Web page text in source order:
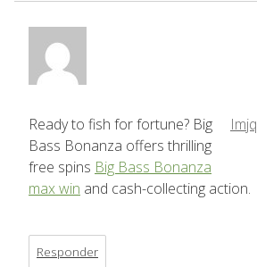
Ready to fish for fortune? Big
Bass Bonanza offers thrilling
free spins Big Bass Bonanza
max win and cash-collecting action.
Responder